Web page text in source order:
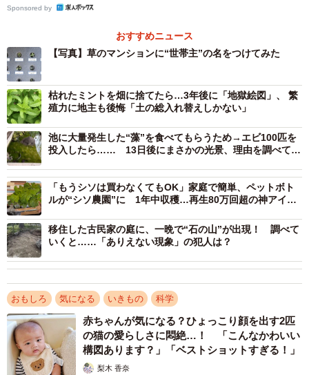
植え枡の均等に設けられた穴から芽吹いたさまざまな草た
ち。一般の方なら単なる雑草としか思わないかもしれない
が、草マニアの瀬尾さんにとってはスズメノカタビラ、カ
ニクサ、オランダミミナグサ、オニタビラコといずれも愛
おしい草たち。“草のマンション”とはよく言ったものだ。
3/6
みなさんは草の名前がわかりましたか？（瀬尾一樹さん提供）
Sponsored by
おすすめニュース
【写真】草のマンションに“世帯主”の名をつけてみた
枯れたミントを畑に捨てたら…3年後に「地獄絵図」、 繁
殖力に地主も後悔「土の総入れ替えしかない」
池に大量発生した“藻”を食べてもらうため→エビ100匹を
投入したら…… 13日後にまさかの光景、理由を調べてみ
「もうシソは買わなくてもOK」家庭で簡単、ペットボト
ルが“シソ農園”に 1年中収穫…再生80万回超の神アイデ
移住した古民家の庭に、一晩で“石の山”が出現！ 調べて
いくと……「ありえない現象」の犯人は？
おもしろ 気になる いきもの 科学
赤ちゃんが気になる？ひょっこり顔を出す2匹
の猫の愛らしさに悶絶…！ 「こんなかわいい
構図あります？」「ベストショットすぎる！」
梨木 香奈